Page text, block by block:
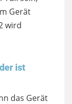
Gerät
wird
ist
das Gerät